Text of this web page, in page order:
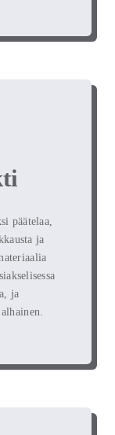
päätelaa,
ja
ja